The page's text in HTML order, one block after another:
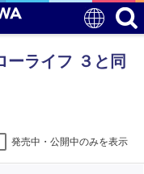
ーライフ ３と同
発売中・公開中のみを表示